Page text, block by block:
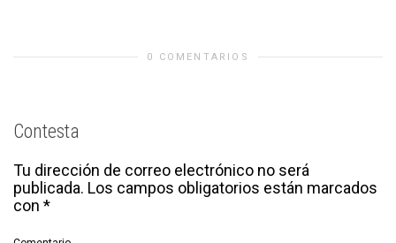
0 COMENTARIOS
Contesta
Tu dirección de correo electrónico no será
publicada. Los campos obligatorios están marcados
con *